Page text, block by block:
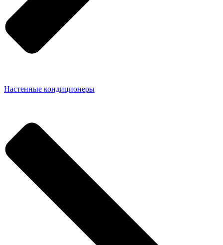
Настенные кондиционеры